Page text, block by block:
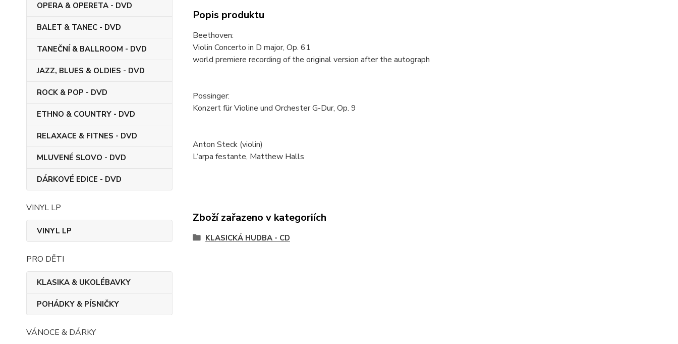
OPERA & OPERETA - DVD
BALET & TANEC - DVD
TANEČNÍ & BALLROOM - DVD
JAZZ, BLUES & OLDIES - DVD
ROCK & POP - DVD
ETHNO & COUNTRY - DVD
RELAXACE & FITNES - DVD
MLUVENÉ SLOVO - DVD
DÁRKOVÉ EDICE - DVD
VINYL LP
VINYL LP
PRO DĚTI
KLASIKA & UKOLÉBAVKY
POHÁDKY & PÍSNIČKY
VÁNOCE & DÁRKY
Popis produktu
Beethoven:
Violin Concerto in D major, Op. 61
world premiere recording of the original version after the autograph
Possinger:
Konzert für Violine und Orchester G-Dur, Op. 9
Anton Steck (violin)
L‘arpa festante, Matthew Halls
Zboží zařazeno v kategoriích
KLASICKÁ HUDBA - CD